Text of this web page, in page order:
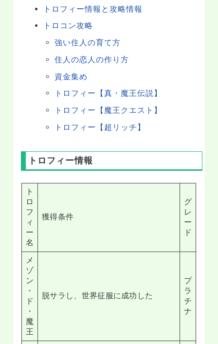
トロフィー情報と攻略情報
トロコン攻略
強い住人の育て方
住人の恋人の作り方
資金集め
トロフィー【真・魔王伝説】
トロフィー【魔王クエスト】
トロフィー【超リッチ】
トロフィー情報
ト
ロ
フ
ィ
ー
名
獲得条件
グ
レ
ー
ド
メ
ゾ
ン
・
ド
・
魔
王
脱サラし、世界征服に成功した
プ
ラ
チ
ナ